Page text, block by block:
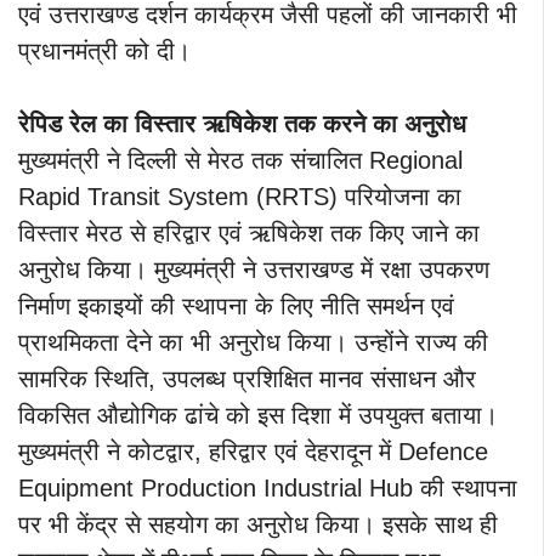
एवं उत्तराखण्ड दर्शन कार्यक्रम जैसी पहलों की जानकारी भी
प्रधानमंत्री को दी।
रेपिड रेल का विस्तार ऋषिकेश तक करने का अनुरोध
मुख्यमंत्री ने दिल्ली से मेरठ तक संचालित Regional
Rapid Transit System (RRTS) परियोजना का
विस्तार मेरठ से हरिद्वार एवं ऋषिकेश तक किए जाने का
अनुरोध किया। मुख्यमंत्री ने उत्तराखण्ड में रक्षा उपकरण
निर्माण इकाइयों की स्थापना के लिए नीति समर्थन एवं
प्राथमिकता देने का भी अनुरोध किया। उन्होंने राज्य की
सामरिक स्थिति, उपलब्ध प्रशिक्षित मानव संसाधन और
विकसित औद्योगिक ढांचे को इस दिशा में उपयुक्त बताया।
मुख्यमंत्री ने कोटद्वार, हरिद्वार एवं देहरादून में Defence
Equipment Production Industrial Hub की स्थापना
पर भी केंद्र से सहयोग का अनुरोध किया। इसके साथ ही